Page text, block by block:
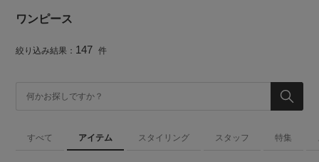
ワンピース
絞り込み結果： 147 件
すべて アイテム スタイリング スタッフ 特集